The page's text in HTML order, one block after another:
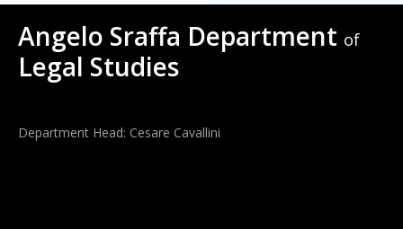
Angelo Sraffa Department of
Legal Studies
Department Head: Cesare Cavallini